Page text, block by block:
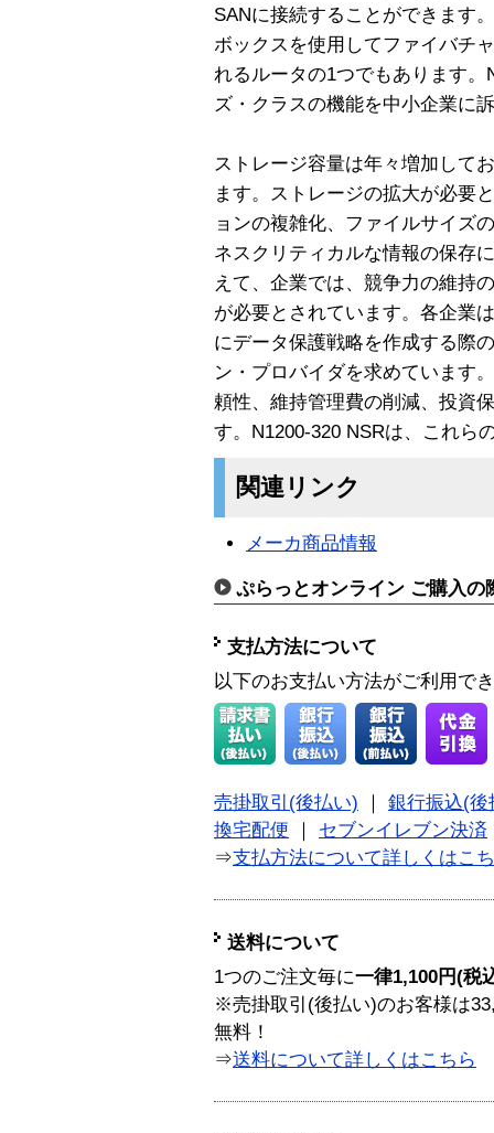
SANに接続することができます
ボックスを使用してファイバチ
れるルータの1つでもあります
ズ・クラスの機能を中小企業に
ストレージ容量は年々増加して
ます。ストレージの拡大が必要
ョンの複雑化、ファイルサイズ
ネスクリティカルな情報の保存
えて、企業では、競争力の維持
が必要とされています。各企業
にデータ保護戦略を作成する際
ン・プロバイダを求めています
頼性、維持管理費の削減、投資
す。N1200-320 NSRは、これら
関連リンク
メーカ商品情報
ぷらっとオンライン ご購入の
支払方法について
以下のお支払い方法がご利用で
売掛取引(後払い)
銀行振込(後
換宅配便
セブンイレブン決済
⇒支払方法について詳しくはこ
送料について
1つのご注文毎に一律1,100円(税
※売掛取引(後払い)のお客様は
無料！
⇒送料について詳しくはこちら